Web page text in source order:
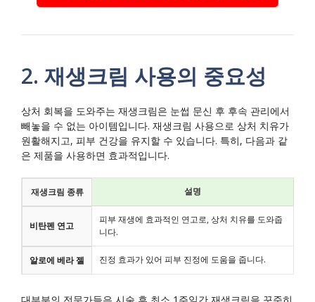
2. 재생크림 사용의 중요성
상처 회복을 도와주는 재생크림은 눈썹 문신 후 후속 관리에서
빼놓을 수 없는 아이템입니다. 재생크림 사용으로 상처 치유가
원활해지고, 피부 건강을 유지할 수 있습니다. 특히, 다음과 같
은 제품을 사용하면 효과적입니다.
재생크림 종류 설명
비탄펜 연고
피부 재생에 효과적인 연고로, 상처 치유를 도와줍
니다.
알로에 베라 젤 진정 효과가 있어 피부 진정에 도움을 줍니다.